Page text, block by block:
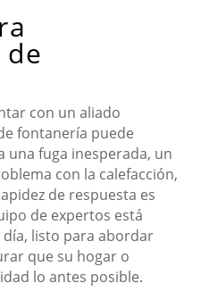
con un aliado
fontanería puede
una fuga inesperada, un
con la calefacción,
de respuesta es
de expertos está
listo para abordar
que su hogar o
lo antes posible.